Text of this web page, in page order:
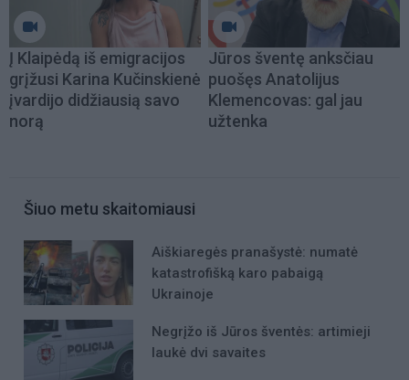
Į Klaipėdą iš emigracijos
grįžusi Karina Kučinskienė
įvardijo didžiausią savo
norą
Jūros šventę anksčiau
puošęs Anatolijus
Klemencovas: gal jau
užtenka
Šiuo metu skaitomiausi
Aiškiaregės pranašystė: numatė
katastrofišką karo pabaigą
Ukrainoje
Negrįžo iš Jūros šventės: artimieji
laukė dvi savaites